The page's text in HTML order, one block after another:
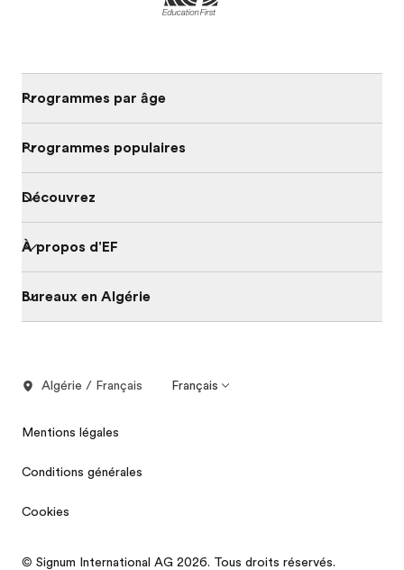
Programmes par âge
Programmes populaires
Découvrez
À propos d'EF
Bureaux en Algérie
Algérie / Français Français
Mentions légales
Conditions générales
Cookies
© Signum International AG 2026. Tous droits réservés.